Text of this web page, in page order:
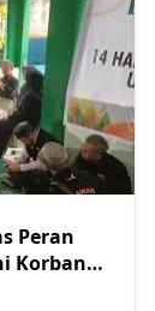
Peran
Korban